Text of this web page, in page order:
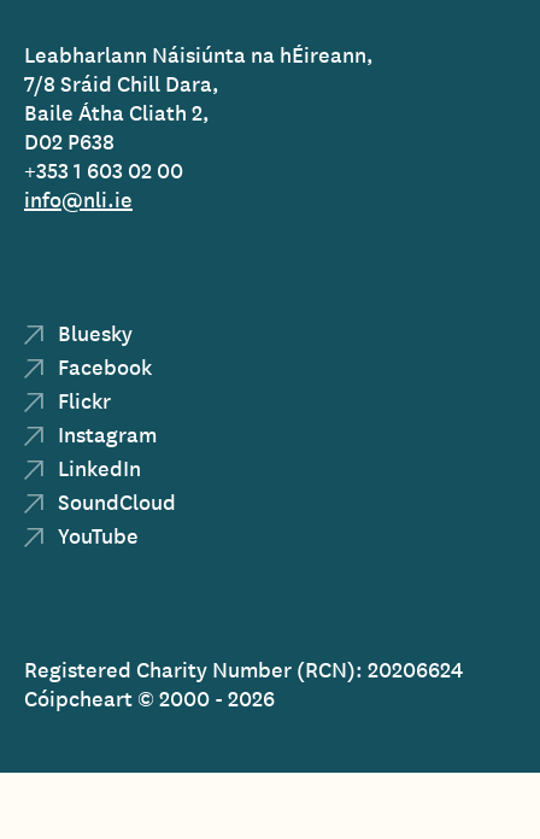
Leabharlann Náisiúnta na hÉireann,
7/8 Sráid Chill Dara,
Baile Átha Cliath 2,
D02 P638
+353 1 603 02 00
info@nli.ie
Bluesky
Facebook
Flickr
Instagram
LinkedIn
SoundCloud
YouTube
Registered Charity Number (RCN): 20206624
Cóipcheart © 2000 - 2026